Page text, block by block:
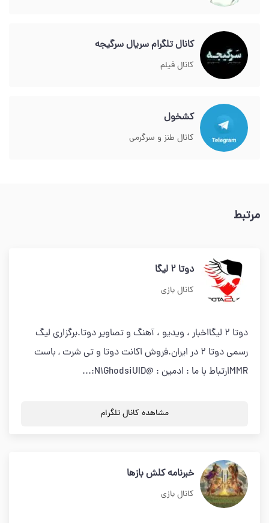
کانال تلگرام سریال سرگیجه
کانال فیلم
کشخول
کانال طنز و سرگرمی
مرتبط
دوتا 2 لیگا
کانال بازی
دوتا 2 لیگااخبار ، ویدیو ، آهنگ و تصاویر دوتا.برگزاری لیگ
رسمی دوتا 2 در ایران.فروش اکانت دوتا و تی شرت , باست
MMRارتباط با ما : ادمین : @N1GhodsiUID:...
مشاهده کانال تلگرام
خبرنامه کلش بازها
کانال بازی